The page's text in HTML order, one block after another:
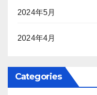
2024年5月
2024年4月
Categories